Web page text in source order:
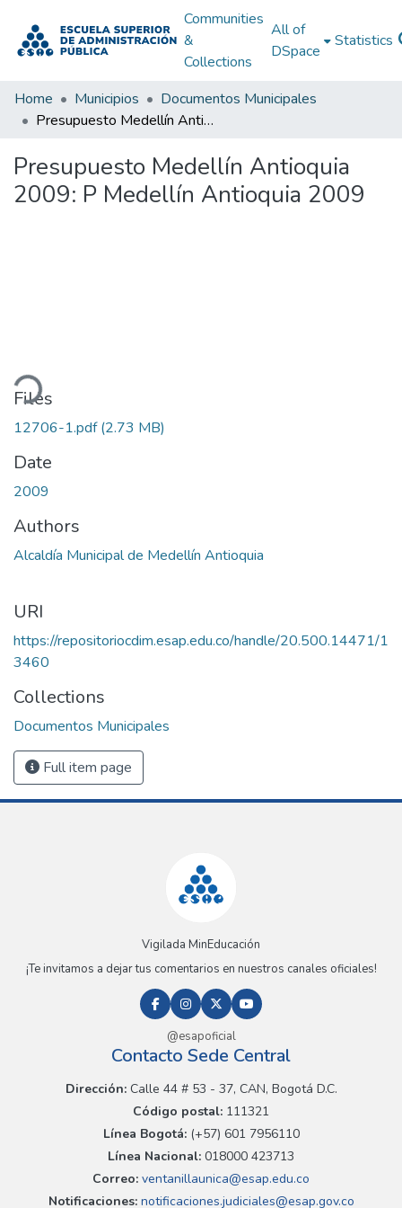
Communities
&
Collections
All of
DSpace
Statistics
Home Municipios
Documentos Municipales
Presupuesto Medellín Antioquia 2009: P Medellín Antioquia 2009
Presupuesto Medellín Antioquia
2009: P Medellín Antioquia 2009
Files
12706-1.pdf(2.73 MB)
Date
2009
Authors
Alcaldía Municipal de Medellín Antioquia
URI
https://repositoriocdim.esap.edu.co/handle/20.500.14471/1
3460
Collections
Documentos Municipales
Full item page
Vigilada MinEducación
¡Te invitamos a dejar tus comentarios en nuestros canales oficiales!
@esapoficial
Contacto Sede Central
Dirección:Calle 44 # 53 - 37, CAN, Bogotá D.C.
Código postal: 111321
Línea Bogotá:(+57) 601 7956110
Línea Nacional: 018000 423713
Correo: ventanillaunica@esap.edu.co
Notificaciones:notificaciones.judiciales@esap.gov.co